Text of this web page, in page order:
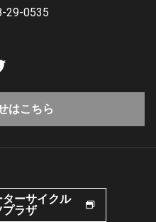
29-0535
はこちら
ーサイクル
プラザ